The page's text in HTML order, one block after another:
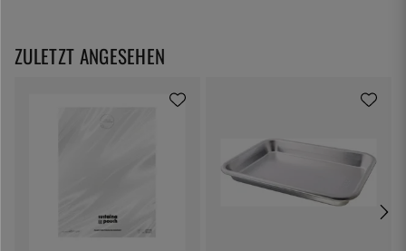
ZULETZT ANGESEHEN